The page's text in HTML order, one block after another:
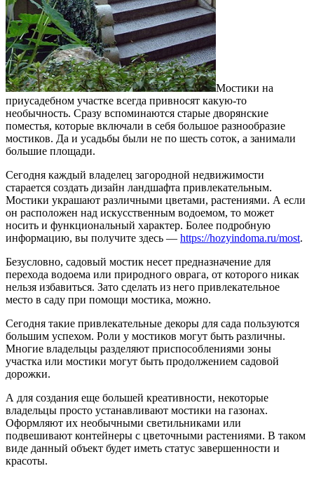
Мостики на
приусадебном участке всегда привносят какую-то
необычность. Сразу вспоминаются старые дворянские
поместья, которые включали в себя большое разнообразие
мостиков. Да и усадьбы были не по шесть соток, а занимали
большие площади.
Сегодня каждый владелец загородной недвижимости
старается создать дизайн ландшафта привлекательным.
Мостики украшают различными цветами, растениями. А если
он расположен над искусственным водоемом, то может
носить и функциональный характер. Более подробную
информацию, вы получите здесь — https://hozyindoma.ru/most.
Безусловно, садовый мостик несет предназначение для
перехода водоема или природного оврага, от которого никак
нельзя избавиться. Зато сделать из него привлекательное
место в саду при помощи мостика, можно.
Сегодня такие привлекательные декоры для сада пользуются
большим успехом. Роли у мостиков могут быть различны.
Многие владельцы разделяют приспособлениями зоны
участка или мостики могут быть продолжением садовой
дорожки.
А для создания еще большей креативности, некоторые
владельцы просто устанавливают мостики на газонах.
Оформляют их необычными светильниками или
подвешивают контейнеры с цветочными растениями. В таком
виде данный объект будет иметь статус завершенности и
красоты.